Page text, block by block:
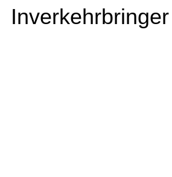
Inverkehrbringer